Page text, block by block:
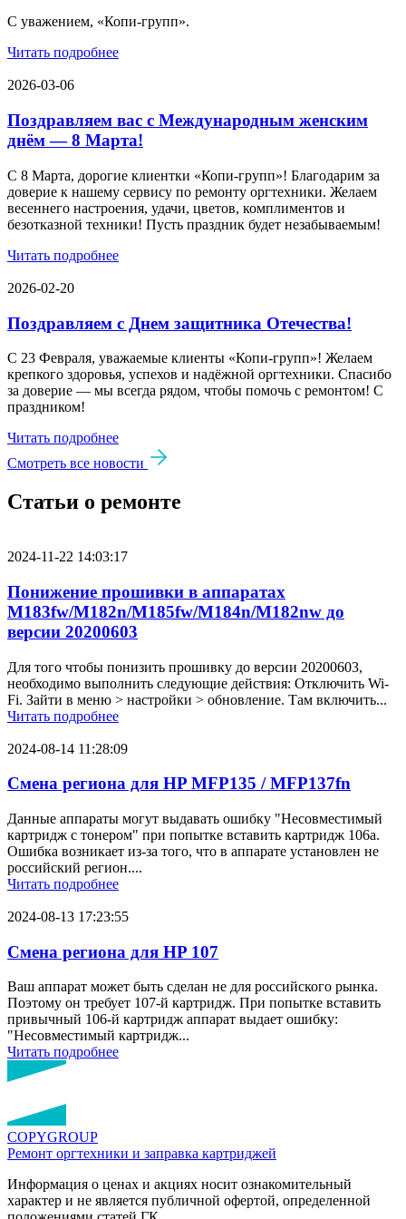
С уважением, «Копи-групп».
Читать подробнее
2026-03-06
Поздравляем вас с Международным женским
днём — 8 Марта!
С 8 Марта, дорогие клиентки «Копи‑групп»! Благодарим за
доверие к нашему сервису по ремонту оргтехники. Желаем
весеннего настроения, удачи, цветов, комплиментов и
безотказной техники! Пусть праздник будет незабываемым!
Читать подробнее
2026-02-20
Поздравляем с Днем защитника Отечества!
С 23 Февраля, уважаемые клиенты «Копи‑групп»! Желаем
крепкого здоровья, успехов и надёжной оргтехники. Спасибо
за доверие — мы всегда рядом, чтобы помочь с ремонтом! С
праздником!
Читать подробнее
Смотреть все новости
Статьи о ремонте
2024-11-22 14:03:17
Понижение прошивки в аппаратах
M183fw/M182n/M185fw/M184n/M182nw до
версии 20200603
Для того чтобы понизить прошивку до версии 20200603,
необходимо выполнить следующие действия: Отключить Wi-
Fi. Зайти в меню > настройки > обновление. Там включить...
Читать подробнее
2024-08-14 11:28:09
Смена региона для HP MFP135 / MFP137fn
Данные аппараты могут выдавать ошибку "Несовместимый
картридж с тонером" при попытке вставить картридж 106a.
Ошибка возникает из-за того, что в аппарате установлен не
российский регион....
Читать подробнее
2024-08-13 17:23:55
Смена региона для HP 107
Ваш аппарат может быть сделан не для российского рынка.
Поэтому он требует 107-й картридж. При попытке вставить
привычный 106-й картридж аппарат выдает ошибку:
"Несовместимый картридж...
Читать подробнее
COPYGROUP
Ремонт оргтехники и заправка картриджей
Информация о ценах и акциях носит ознакомительный
характер и не является публичной офертой, определенной